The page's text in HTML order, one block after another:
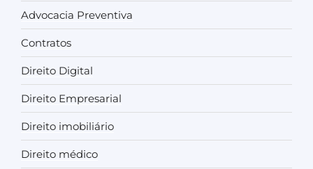
Advocacia Preventiva
Contratos
Direito Digital
Direito Empresarial
Direito imobiliário
Direito médico